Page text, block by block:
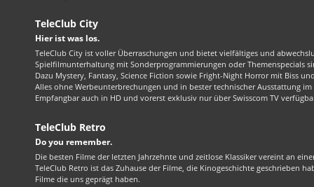
TeleClub City
Hier ist was los.
TeleClub City ist voller Überraschungen und bietet vielfältiges und
Spielfilmunterhaltung mit Sonderprogrammierungen oder Themenspecials
Dazu Mystery, Fantasy, Science Fiction sowie Fright-Night Horror mit Biss
Alles ohne Werbeunterbrechungen und in bester technischer Ausstattung
Empfangbar auch in HD und vorerst exklusiv nur über Swisscom TV
TeleClub Retro
Do you remember.
Die besten Filme der letzten Jahrzehnte und zeitlose Klassiker vereint an
TeleClub Retro ist das Zuhause der Filme, die Kinogeschichte geschrieben
Filme die uns geprägt haben.